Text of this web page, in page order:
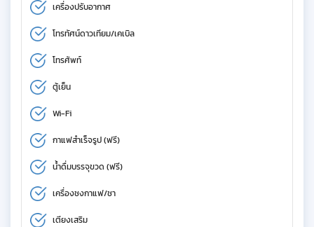
เครื่องปรับอากาศ
โทรทัศน์ดาวเทียม/เคเบิล
โทรศัพท์
ตู้เย็น
Wi-Fi
กาแฟสำเร็จรูป (ฟรี)
น้ำดื่มบรรจุขวด (ฟรี)
เครื่องชงกาแฟ/ชา
เตียงเสริม